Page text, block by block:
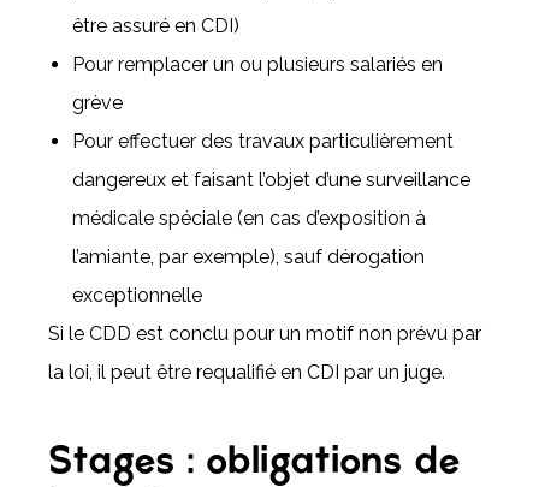
être assuré en CDI)
Pour remplacer un ou plusieurs salariés en
grève
Pour effectuer des travaux particulièrement
dangereux et faisant l’objet d’une surveillance
médicale spéciale (en cas d’exposition à
l’amiante, par exemple), sauf dérogation
exceptionnelle
Si le CDD est conclu pour un motif non prévu par
la loi, il peut être requalifié en CDI par un juge.
Stages : obligations de